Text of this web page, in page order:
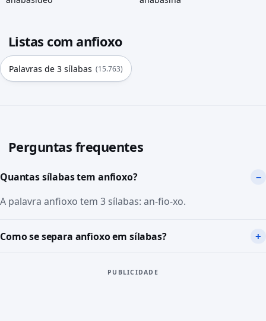
Listas com anfioxo
Palavras de 3 sílabas (15.763)
Perguntas frequentes
Quantas sílabas tem anfioxo?
A palavra anfioxo tem 3 sílabas: an-fio-xo.
Como se separa anfioxo em sílabas?
PUBLICIDADE